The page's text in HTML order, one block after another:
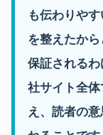
も伝わりや
を整えたか
保証される
社サイト全
え、読者の